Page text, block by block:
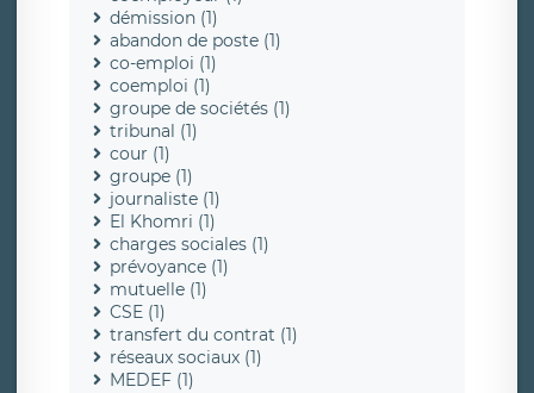
démission (1)
abandon de poste (1)
co-emploi (1)
coemploi (1)
groupe de sociétés (1)
tribunal (1)
cour (1)
groupe (1)
journaliste (1)
El Khomri (1)
charges sociales (1)
prévoyance (1)
mutuelle (1)
CSE (1)
transfert du contrat (1)
réseaux sociaux (1)
MEDEF (1)